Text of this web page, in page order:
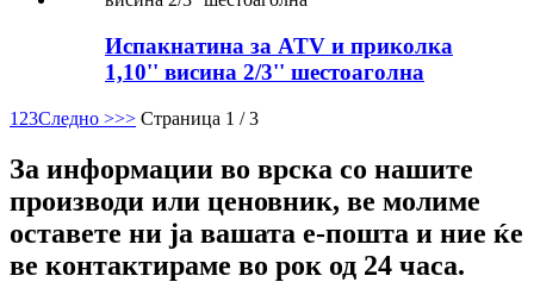
Испакнатина за ATV и приколка
1,10'' висина 2/3'' шестоаголна
1 23Следно >>> Страница 1 / 3
За информации во врска со нашите
производи или ценовник, ве молиме
оставете ни ја вашата е-пошта и ние ќе
ве контактираме во рок од 24 часа.